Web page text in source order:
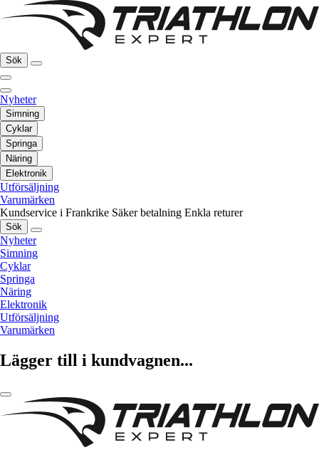
Sök
Nyheter
Simning
Cyklar
Springa
Näring
Elektronik
Utförsäljning
Varumärken
Kundservice i Frankrike Säker betalning Enkla returer
Sök
Nyheter
Simning
Cyklar
Springa
Näring
Elektronik
Utförsäljning
Varumärken
Lägger till i kundvagnen...